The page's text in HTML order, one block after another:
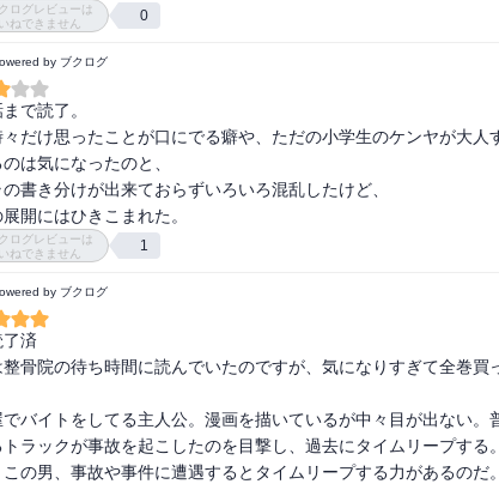
ログレビューは
ねできません
0
by ブクログ
で読了。
だけ思ったことが口にでる癖や、ただの小学生のケンヤが大
は気になったのと、
書き分けが出来ておらずいろいろ混乱したけど、
ログレビューは
ねできません
1
by ブクログ
了済
骨院の待ち時間に読んでいたのですが、気になりすぎて全巻買
でバイトをしてる主人公。漫画を描いているが中々目が出ない
ラックが事故を起こしたのを目撃し、過去にタイムリープする。
の男、事故や事件に遭遇するとタイムリープする力があるのだ。